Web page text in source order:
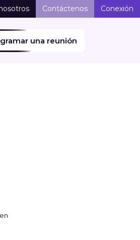
una reunión
Contáctenos Conexión